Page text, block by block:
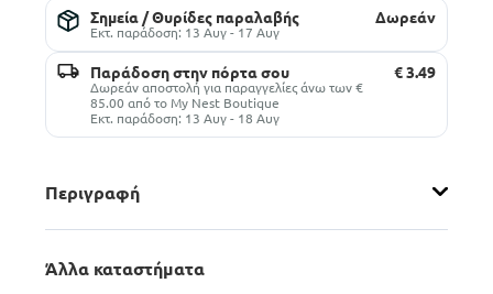
Σημεία / Θυρίδες παραλαβής
Εκτ. παράδοση: 13 Αυγ - 17 Αυγ
Δωρεάν
Παράδοση στην πόρτα σου
Δωρεάν αποστολή για παραγγελίες άνω των €
85.00 από το My Nest Boutique
Εκτ. παράδοση: 13 Αυγ - 18 Αυγ
€ 3.49
Περιγραφή
Άλλα καταστήματα